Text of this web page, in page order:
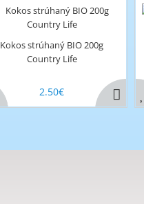
Kokos strúhaný BIO 200g
Country Life
2.50€